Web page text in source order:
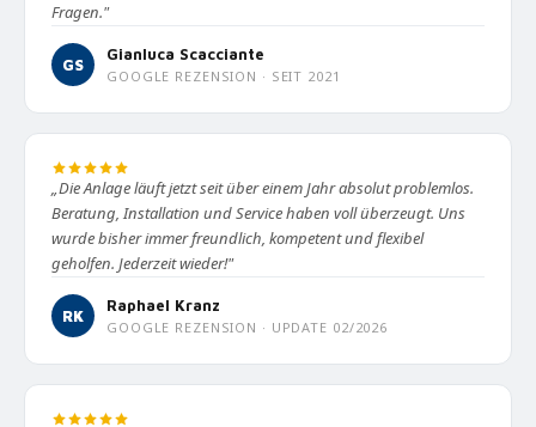
Fragen."
GS
Gianluca Scacciante
GOOGLE REZENSION · SEIT 2021
„Die Anlage läuft jetzt seit über einem Jahr absolut problemlos.
Beratung, Installation und Service haben voll überzeugt. Uns
wurde bisher immer freundlich, kompetent und flexibel
geholfen. Jederzeit wieder!"
RK
Raphael Kranz
GOOGLE REZENSION · UPDATE 02/2026